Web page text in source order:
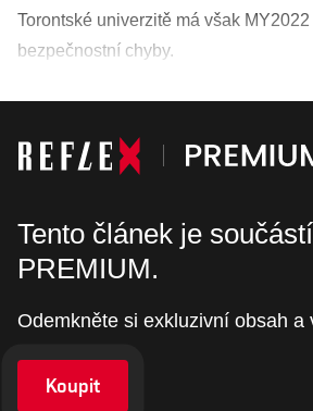
Torontské univerzitě má však
bezpečnostní chyby.
Tento článek je
PREMIUM.
Odemkněte si exkluzivní obsah a
Koupit